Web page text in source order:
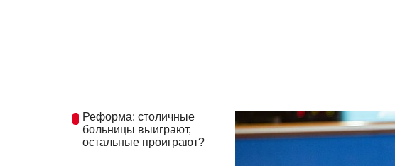
Реформа: столичные
больницы выиграют,
остальные проиграют?